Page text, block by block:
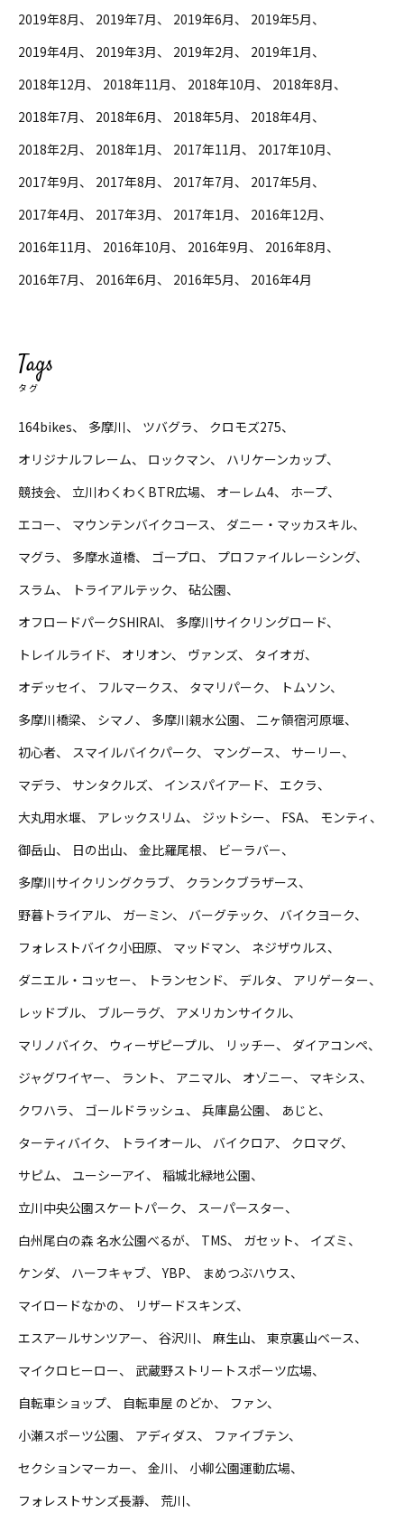
2019年8月 2019年7月 2019年6月
2019年5月
2019年4月
2019年3月 2019年2月
2019年1月
2018年12月
2018年11月 2018年10月
2018年8月
2018年7月
2018年6月 2018年5月
2018年4月
2018年2月
2018年1月 2017年11月
2017年10月
2017年9月
2017年8月 2017年7月
2017年5月
2017年4月
2017年3月 2017年1月
2016年12月
2016年11月
2016年10月 2016年9月
2016年8月
2016年7月
2016年6月 2016年5月 2016年4月
Tags
タグ
164bikes 多摩川 ツバグラ
クロモズ275
オリジナルフレーム
ロックマン
ハリケーンカップ
競技会
立川わくわくBTR広場 オーレム4
ホープ
エコー
マウンテンバイクコース
ダニー・マッカスキル
マグラ
多摩水道橋 ゴープロ
プロファイルレーシング
スラム
トライアルテック
砧公園
オフロードパークSHIRAI
多摩川サイクリングロード
トレイルライド
オリオン ヴァンズ
タイオガ
オデッセイ
フルマークス タマリパーク
トムソン
多摩川橋梁
シマノ 多摩川親水公園
二ヶ領宿河原堰
初心者
スマイルバイクパーク マングース
サーリー
マデラ
サンタクルズ インスパイアード
エクラ
大丸用水堰
アレックスリム ジットシー FSA
モンティ
御岳山
日の出山 金比羅尾根
ビーラバー
多摩川サイクリングクラブ
クランクブラザース
野暮トライアル
ガーミン バーグテック
バイクヨーク
フォレストバイク小田原
マッドマン
ネジザウルス
ダニエル・コッセー
トランセンド デルタ
アリゲーター
レッドブル
ブルーラグ
アメリカンサイクル
マリノバイク
ウィーザピープル リッチー
ダイアコンペ
ジャグワイヤー
ラント アニマル オゾニー
マキシス
クワハラ
ゴールドラッシュ 兵庫島公園
あじと
ターティバイク
トライオール バイクロア
クロマグ
サピム
ユーシーアイ
稲城北緑地公園
立川中央公園スケートパーク
スーパースター
白州尾白の森 名水公園べるが
TMS ガセット
イズミ
ケンダ
ハーフキャブ YBP
まめつぶハウス
マイロードなかの
リザードスキンズ
エスアールサンツアー
谷沢川 麻生山
東京裏山ベース
マイクロヒーロー
武蔵野ストリートスポーツ広場
自転車ショップ
自転車屋 のどか
ファン
小瀬スポーツ公園
アディダス
ファイブテン
セクションマーカー
金川
小柳公園運動広場
フォレストサンズ長瀞
荒川